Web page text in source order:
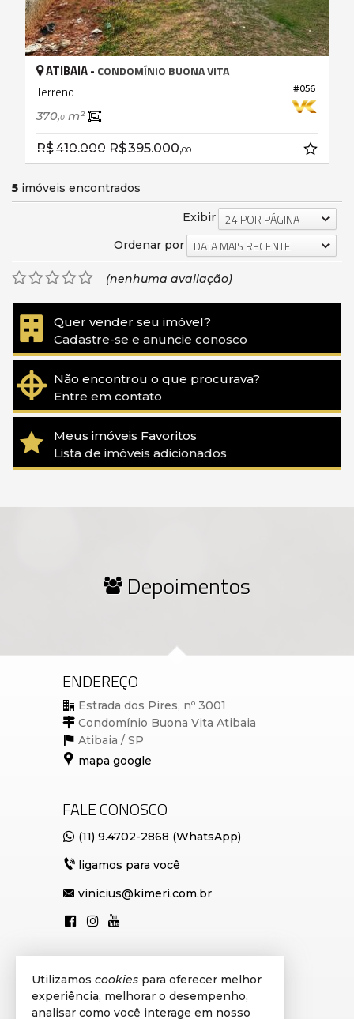
#056
ATIBAIA - CONDOMÍNIO BUONA VITA
Terreno
370,0 m²
R$ 410.000 R$ 395.000,00
5 imóveis encontrados
Exibir 24 POR PÁGINA
Ordenar por DATA MAIS RECENTE
(nenhuma avaliação)
Quer vender seu imóvel?
Cadastre-se e anuncie conosco
Não encontrou o que procurava?
Entre em contato
Meus imóveis Favoritos
Lista de imóveis adicionados
Depoimentos
ENDEREÇO
Estrada dos Pires, nº 3001
Condomínio Buona Vita Atibaia
Atibaia / SP
mapa google
FALE CONOSCO
(11) 9.4702-2868 (WhatsApp)
ligamos para você
vinicius@kimeri.com.br
VEJA MAIS
cadastre seu imóvel
Utilizamos cookies para oferecer melhor
experiência, melhorar o desempenho,
analisar como você interage em nosso